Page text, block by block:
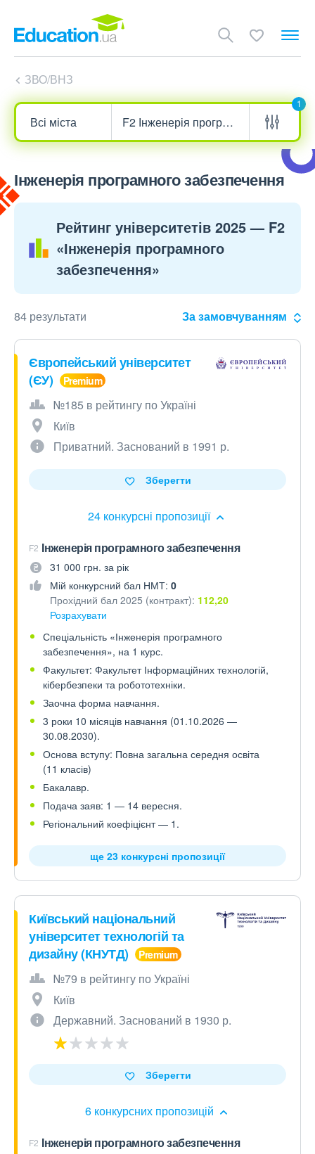
ЗВО/ВНЗ
1
Інженерія програмного забезпечення
Рейтинг університетів 2025 — F2
«Інженерія програмного
забезпечення»
84 результати За замовчуванням
Європейський університет
(ЄУ)
№185 в рейтингу по Україні
Київ
Приватний. Заснований в 1991 р.
24 конкурсні пропозиції
Зберегти
F2 Інженерія програмного забезпечення
31 000 грн. за рік
Мій конкурсний бал НМТ: 0
Прохідний бал 2025 (контракт): 112,20
Розрахувати
Спеціальність «Інженерія програмного
забезпечення», на 1 курс.
Факультет: Факультет Інформаційних технологій,
кібербезпеки та робототехніки.
Заочна форма навчання.
3 роки 10 місяців навчання (01.10.2026 —
30.08.2030).
Основа вступу: Повна загальна середня освіта
(11 класів)
Бакалавр.
Подача заяв: 1 — 14 вересня.
Регіональний коефіцієнт — 1.
ще 23 конкурсні пропозиції
Київський національний
університет технологій та
дизайну (КНУТД)
№79 в рейтингу по Україні
Київ
Державний. Заснований в 1930 р.
6 конкурсних пропозицій
Зберегти
F2 Інженерія програмного забезпечення